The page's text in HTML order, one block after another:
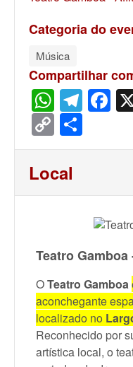
Categoria do
Música
Compartilhar
Copy
Link
Local
Teatro
OTeatro Gamboa
aconchegante
localizado no
Reconhecido por
artística local, o